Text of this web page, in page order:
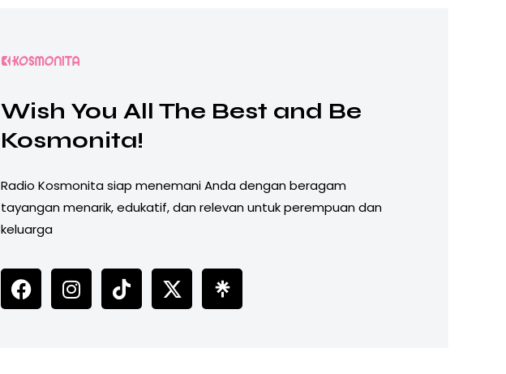
Wish You All The Best and Be
Kosmonita!
Radio Kosmonita siap menemani Anda dengan beragam
tayangan menarik, edukatif, dan relevan untuk perempuan dan
keluarga